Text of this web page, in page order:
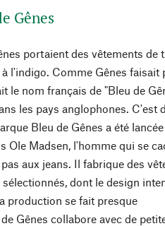
Gênes
portaient des vêtements de
l'indigo. Comme Gênes faisait
le nom français de "Bleu de
les pays anglophones. C'est
Bleu de Gênes a été lancée
Ole Madsen, l'homme qui se
aux jeans. Il fabrique des
dont le design
production se fait presque
Gênes collabore avec de